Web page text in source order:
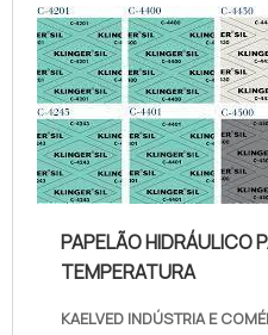
temperatura, com os
da kaelved obterá
benefício com
especializada.UM
SOBRE JUNTAS
TEMPERA...
PAPELÃO HIDRÁULICO
TEMPERATURA
KAELVED INDÚSTRIA E